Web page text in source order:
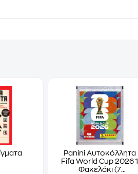
Panini Αυτοκόλλητα
Fifa World Cup 2026 1
Φακελάκι (7